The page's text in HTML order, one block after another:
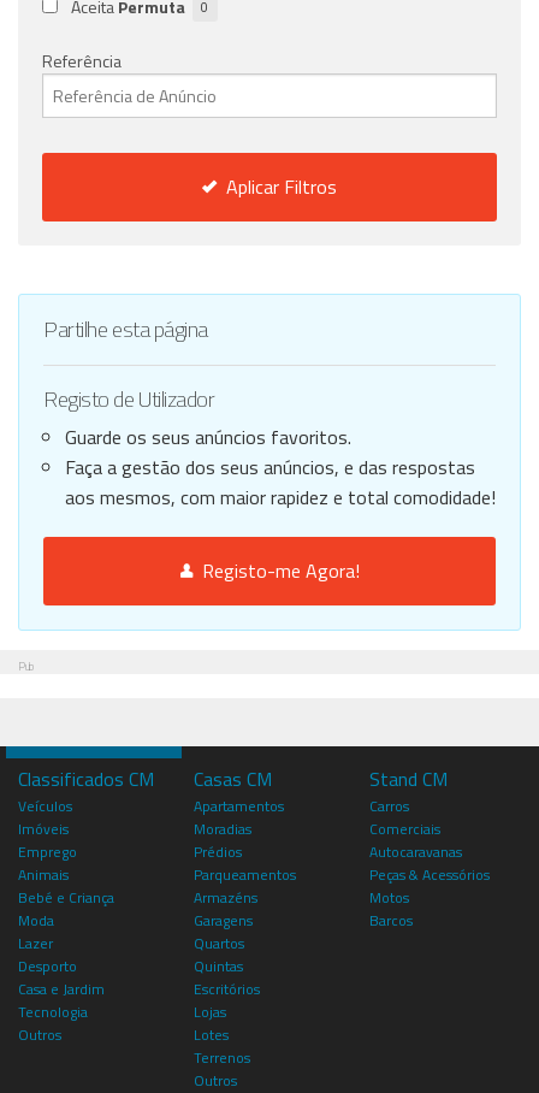
AceitaPermuta 0
Referência
Aplicar Filtros
Partilhe esta página
Registo de Utilizador
Guarde os seus anúncios favoritos.
Faça a gestão dos seus anúncios, e das respostas
aos mesmos, com maior rapidez e total comodidade!
Registo-me Agora!
Pub
Classificados CM
Veículos
Imóveis
Emprego
Animais
Bebé e Criança
Moda
Lazer
Desporto
Casa e Jardim
Tecnologia
Outros
Casas CM
Apartamentos
Moradias
Prédios
Parqueamentos
Armazéns
Garagens
Quartos
Quintas
Escritórios
Lojas
Lotes
Terrenos
Outros
Stand CM
Carros
Comerciais
Autocaravanas
Peças & Acessórios
Motos
Barcos